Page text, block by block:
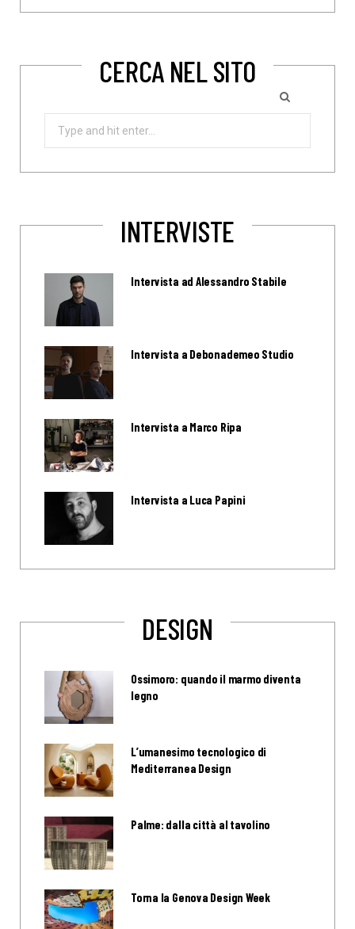
CERCA NEL SITO
Search
INTERVISTE
Intervista ad Alessandro Stabile
Intervista a Debonademeo Studio
Intervista a Marco Ripa
Intervista a Luca Papini
DESIGN
Ossimoro: quando il marmo diventa
legno
L’umanesimo tecnologico di
Mediterranea Design
Palme: dalla città al tavolino
Torna la Genova Design Week